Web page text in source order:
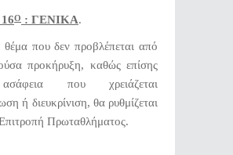
Ο : ΓΕΝΙΚΑ.
θέμα που δεν προβλέπεται από
προκήρυξη, καθώς επίσης
που χρειάζεται
ή διευκρίνιση, θα ρυθμίζεται
Πρωταθλήματος.